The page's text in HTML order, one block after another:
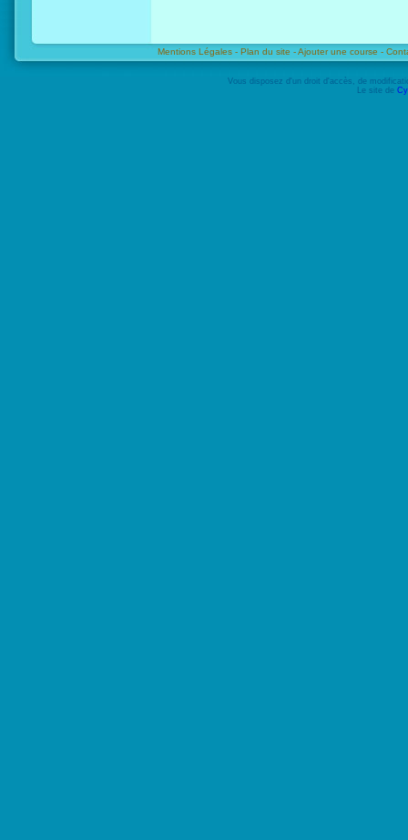
Mentions Légales - Plan du site -Ajouter une course -
Vous disposez d'un droit d'accès, de
Le site de